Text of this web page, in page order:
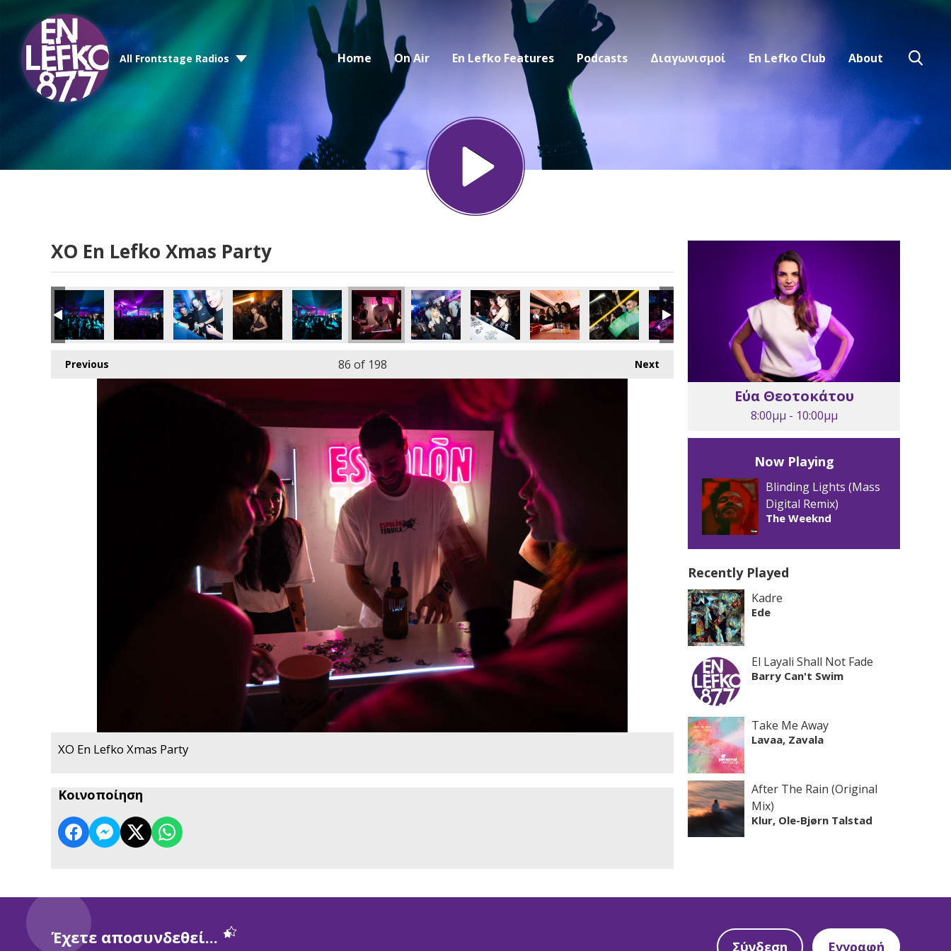
All Frontstage Radios Home On Air En Lefko Features Podcasts Διαγωνισμοί En Lefko Club About
XO En Lefko Xmas Party
Previous Next
86 of 198
XO En Lefko Xmas Party
Κοινοποίηση
Εύα Θεοτοκάτου
8:00μμ - 10:00μμ
Now Playing
Blinding Lights (Mass
Digital Remix)
The Weeknd
Recently Played
Kadre
Ede
El Layali Shall Not Fade
Barry Can't Swim
Take Me Away
Lavaa, Zavala
After The Rain (Original
Mix)
Klur, Ole-Bjørn Talstad
Έχετε αποσυνδεθεί... Σύνδεση Εγγραφή